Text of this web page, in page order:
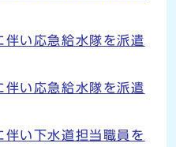
い応急給水隊を派遣
い応急給水隊を派遣
い下水道担当職員を